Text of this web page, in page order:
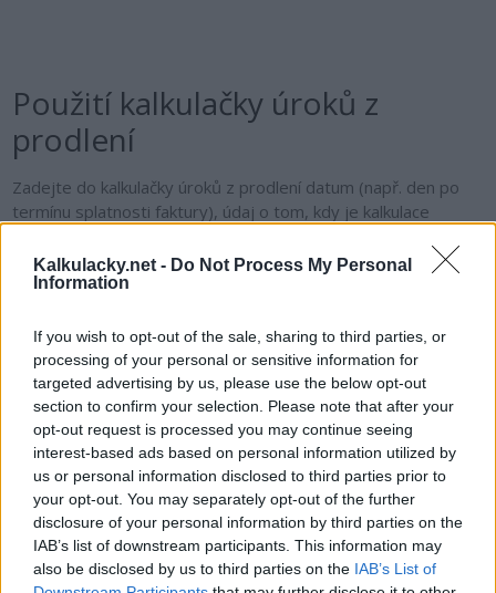
Kalkulacky.net - Do Not Process My Personal
Information
If you wish to opt-out of the sale, sharing to third parties, or
processing of your personal or sensitive information for
targeted advertising by us, please use the below opt-out
section to confirm your selection. Please note that after your
opt-out request is processed you may continue seeing
interest-based ads based on personal information utilized by
us or personal information disclosed to third parties prior to
your opt-out. You may separately opt-out of the further
disclosure of your personal information by third parties on the
IAB’s list of downstream participants. This information may
also be disclosed by us to third parties on the IAB’s List of
Použití kalkulačky úroků z
prodlení
Zadejte do kalkulačky úroků z prodlení datum (např. den po
termínu splatnosti faktury), údaj o tom, kdy je kalkulace
Sankční úrok
Úrok z prodlení je úrok, který je dlužník povinen zaplatit
v případě, že je v prodlení s platbou a dlužná částka nebyla do
doby stanovené smlouvou o půjčce uhrazena. Aktuální sazba
úroků z prodlení je o 7 procentních bodů vyšší než referenční
sazba zveřejňovaná dvakrát ročně Evropskou centrální
bankou (finský zákon 340/2002).
Sankční úroky se načítají ode dne následujícího po dni
splatnosti, pokud se jedná o platbu, kde byl den splatnosti
stanoven. V případě, že žádný závazný termín splatnosti
dohodnut nebyl, nabíhá platba úroků 30 dní po datu odeslání